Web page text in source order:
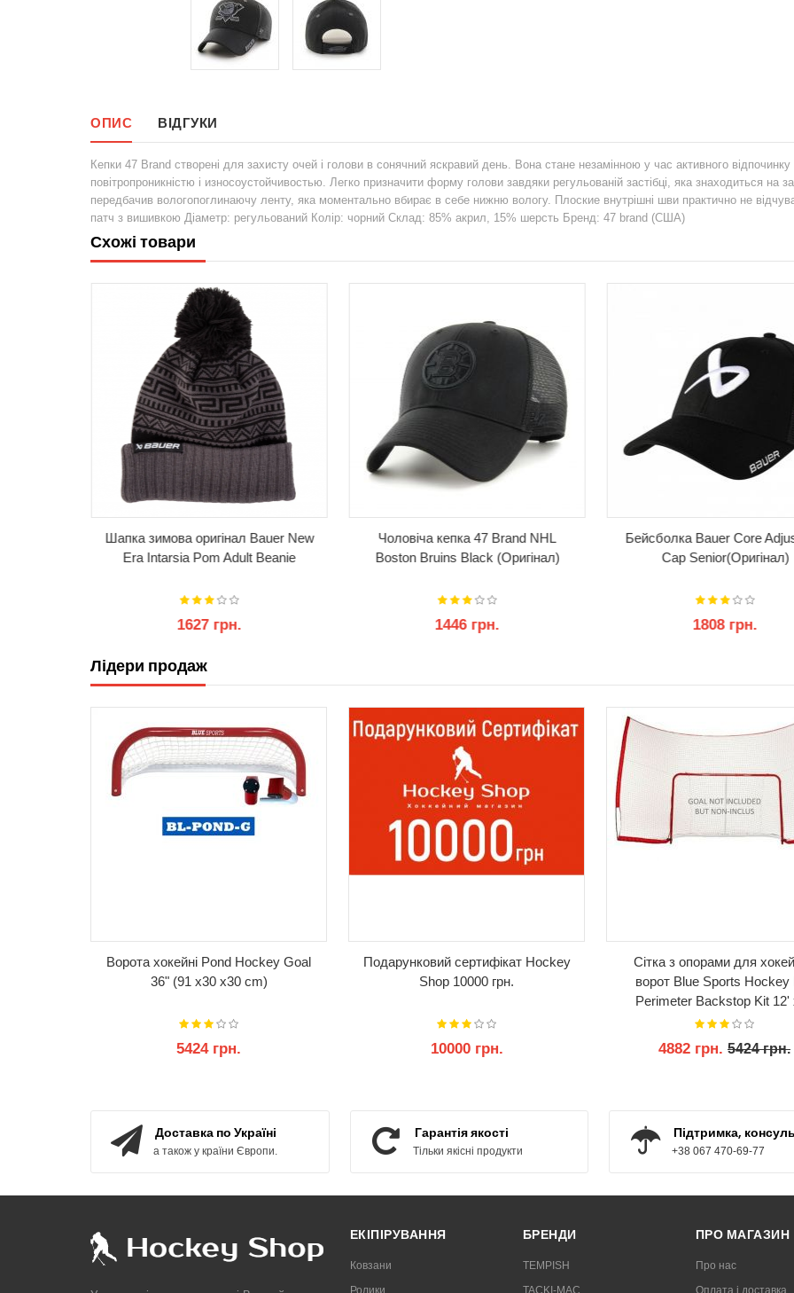
ОПИС ВІДГУКИ
Кепки 47 Brand створені для захисту очей і голови в сонячний яскравий день. Вона стане незамінною у час активного
повітропроникністю і износоустойчивостью. Легко призначити форму голови завдяки регульованій застібці, яка знаходиться на
передбачив вологопоглинаючу ленту, яка моментально вбирає в себе нижню вологу. Плоские внутрішні шви практично не
патч з вишивкою Діаметр: регульований Колір: чорний Склад: 85% акрил, 15% шерсть Бренд: 47 brand (США)
Схожі товари
Шапка зимова оригінал Bauer New
Era Intarsia Pom Adult Beanie
1627 грн.
Чоловіча кепка 47 Brand NHL
Boston Bruins Black (Оригінал)
1446 грн.
Бейсболка Bauer Core
Cap Senior(Оригінал)
1808 грн.
Лідери продаж
Ворота хокейні Pond Hockey Goal
36" (91 x30 x30 cm)
5424 грн.
Подарунковий сертифікат Hockey
Shop 10000 грн.
10000 грн.
Сітка з опорами для
ворот Blue Sports Hockey
Perimeter Backstop Kit 12'
Netting Protective Goal
4882 грн. 5424 грн.
Доставка по Україні
а також у країни Європи.
Гарантія якості
Тільки якісні продукти
Підтримка,
+38 067 470-69-77
ЕКІПІРУВАННЯ
Ковзани
Ролики
БРЕНДИ
TEMPISH
TACKI-MAC
ПРО МАГАЗИН
Про нас
Оплата і доставка